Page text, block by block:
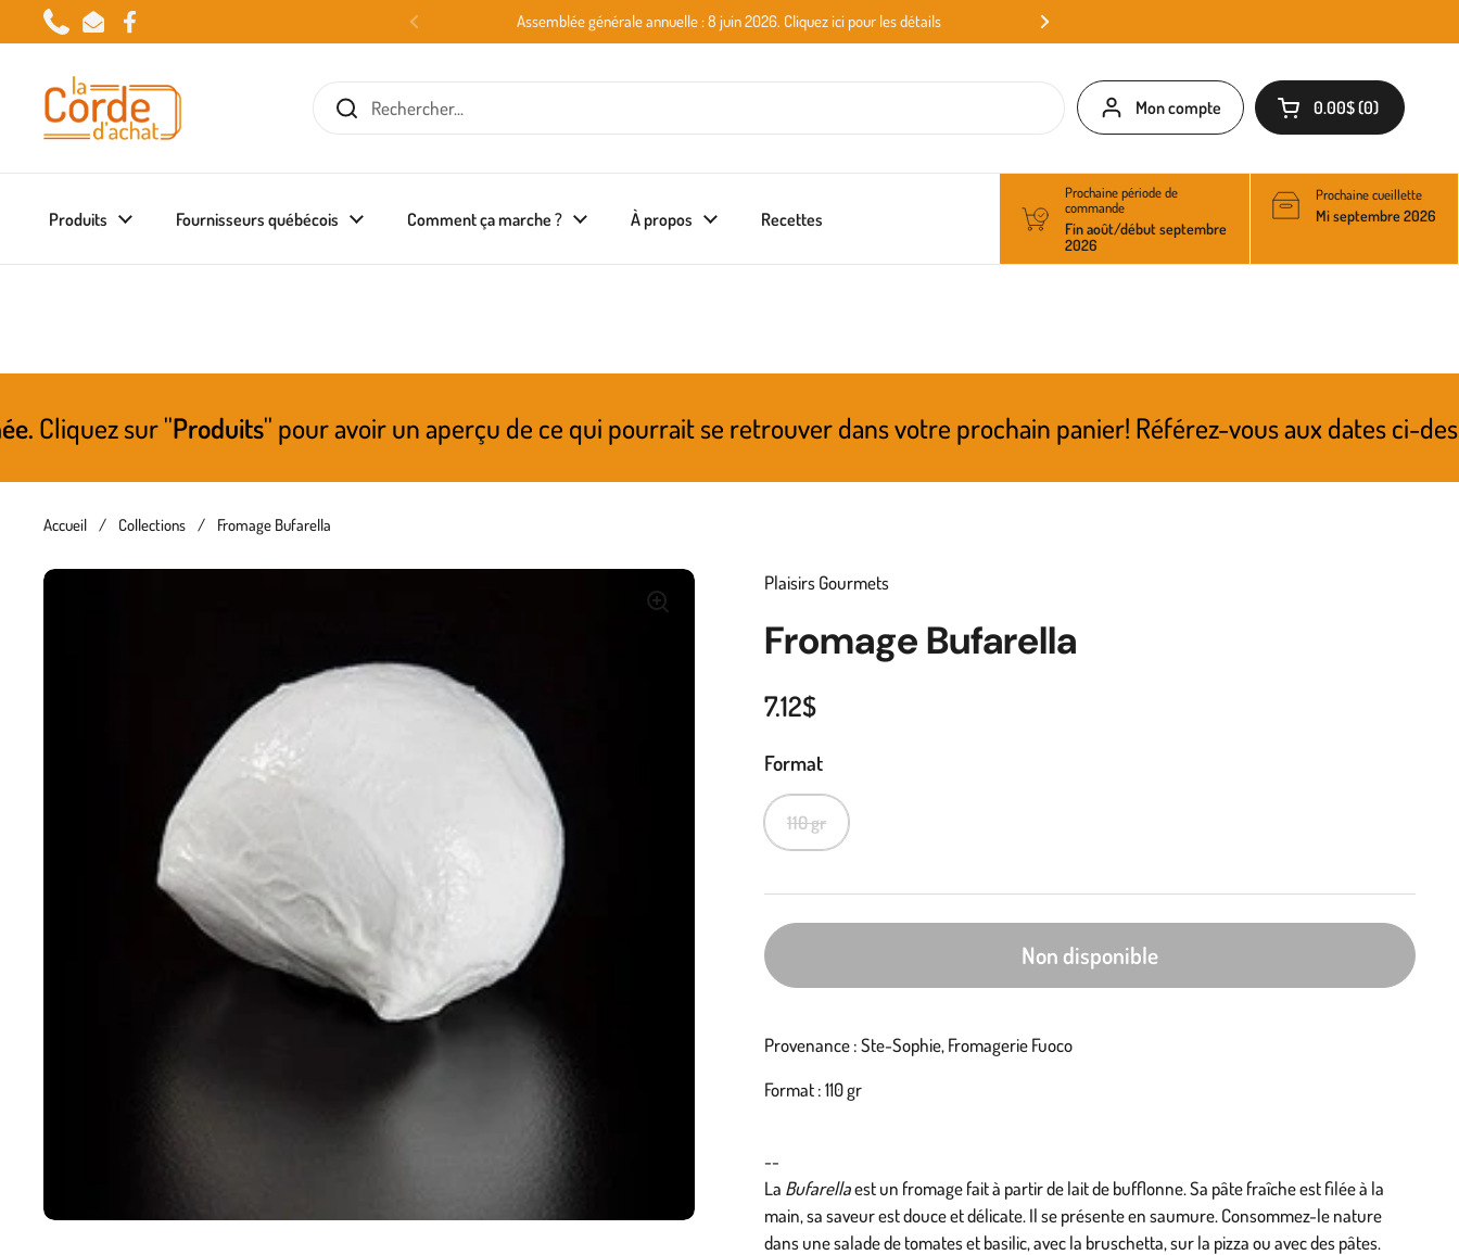
Passer au contenu
PhoneEmailFacebook
Assemblée générale annuelle : 8 juin 2026. Cliquez ici pour les détails
Mon compte Ouvrir le panier
0.00$ 0
Produits Fournisseurs québécois Comment ça marche ? À propos Recettes
Prochaine période de
commande
Fin août/début septembre
2026
Prochaine cueillette
Mi septembre 2026
Produits'' pour avoir un aperçu de ce qui pourrait se retrouver dans votre prochain panier! Référez-vous aux dates ci-dessus pour
Accueil / Collections / Fromage Bufarella
Plaisirs Gourmets
Fromage Bufarella
7.12$
Format
110 gr
Non disponible
Provenance : Ste-Sophie, Fromagerie Fuoco
Format : 110 gr
--
La Bufarellaest un fromage fait à partir de lait de bufflonne. Sa pâte fraîche est filée à la
main, sa saveur est douce et délicate. Il se présente en saumure. Consommez-le nature
dans une salade de tomates et basilic, avec la bruschetta, sur la pizza ou avec des pâtes.